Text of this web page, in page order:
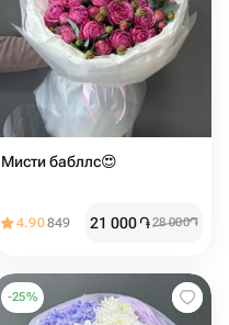
Мисти бабллс😍
4.90849 21 000֏28 000֏
-25%